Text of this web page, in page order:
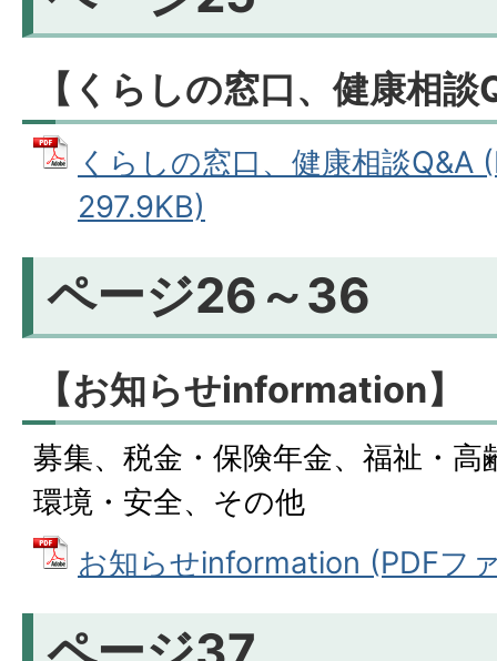
【くらしの窓口、健康相談
くらしの窓口、健康相談Q&A
297.9KB)
ページ26～36
【お知らせinformation】
募集、税金・保険年金、福祉・高
環境・安全、その他
お知らせinformation (PDFフ